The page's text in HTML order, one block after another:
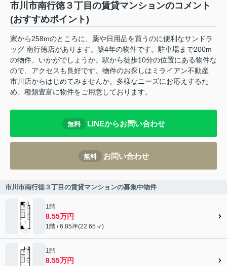
市川市南行徳３丁目の賃貸マンションのコメント
(おすすめポイント)
家から258mのところに、薬や日用品を買うのに便利なサンドラ
ッグ 南行徳店があります。築4年の物件です。駐車場まで200m
の物件、いかがでしょうか。駅から徒歩10分の位置にある物件な
ので、アクセスも良好です。物件のお探しはミライアン不動産
市川店からはじめてみませんか。多様なニーズにお応えするた
め、種類豊富に物件をご用意しております。
無料 LINEからお問い合わせ
無料 お問い合わせ
市川市南行徳３丁目の賃貸マンションの募集中物件
1階
8.55万円
1階 / 6.85坪(22.65㎡)
1階
8.55万円